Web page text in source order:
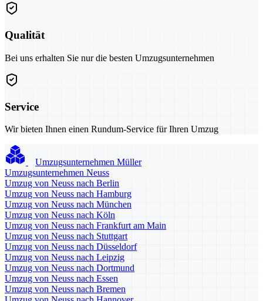
Qualität
Bei uns erhalten Sie nur die besten Umzugsunternehmen
Service
Wir bieten Ihnen einen Rundum-Service für Ihren Umzug
Umzugsunternehmen Müller
Umzugsunternehmen Neuss
Umzug von Neuss nach Berlin
Umzug von Neuss nach Hamburg
Umzug von Neuss nach München
Umzug von Neuss nach Köln
Umzug von Neuss nach Frankfurt am Main
Umzug von Neuss nach Stuttgart
Umzug von Neuss nach Düsseldorf
Umzug von Neuss nach Leipzig
Umzug von Neuss nach Dortmund
Umzug von Neuss nach Essen
Umzug von Neuss nach Bremen